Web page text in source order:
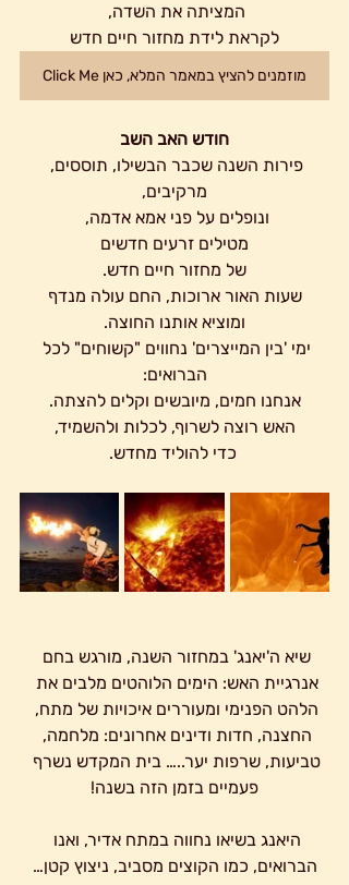
המציתה את השדה,
לקראת לידת מחזור חיים חדש
מוזמנים להציץ במאמר המלא, כאן Click Me
פירות השנה שכבר הבשילו, תוססים,
מרקיבים,
ונופלים על פני אמא אדמה,
מטילים זרעים חדשים
שעות האור ארוכות, החם עולה מנדף
ומוציא אותנו החוצה.
ימי 'בין המייצרים' נחווים "קשוחים" לכל
הברואים:
אנחנו חמים, מיובשים וקלים להצתה.
האש רוצה לשרוף, לכלות ולהשמיד,
שיא ה'יאנג' במחזור השנה, מורגש בחם
אנרגיית האש: הימים הלוהטים מלבים את
הלהט הפנימי ומעוררים איכויות של מתח,
החצנה, חדות ודינים אחרונים: מלחמה,
טביעות, שרפות יער..… בית המקדש נשרף
פעמיים בזמן הזה בשנה!
היאנג בשיאו נחווה במתח אדיר, ואנו
הברואים, כמו הקוצים מסביב, ניצוץ קטן…